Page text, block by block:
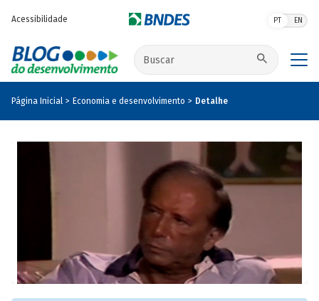
Acessibilidade PT EN
Buscar no site
Página Inicial Economia e desenvolvimento Detalhe